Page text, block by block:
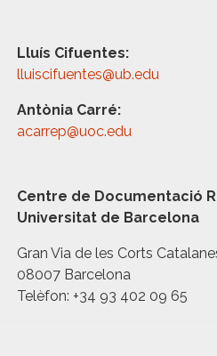
Lluís Cifuentes:
lluiscifuentes@ub.edu
Antònia Carré:
acarrep@uoc.edu
Centre de Documentació
Universitat de Barcelona
Gran Via de les Corts
08007 Barcelona
Telèfon: +34 93 402 09 65